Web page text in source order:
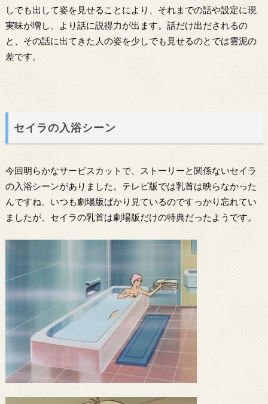
しでも出して姿を見せることにより、それまでの話や設定に現
実味が増し、より話に説得力が出ます。話だけ出だされるの
と、その話に出てきた人の姿を少しでも見せるのとでは雲泥の
差です。
セイラの入浴シーン
今回明らかなサービスカットで、ストーリーと関係ないセイラ
の入浴シーンがありました。テレビ版では乳首は映らなかった
んですね。いつも劇場版ばかり見ているのですっかり忘れてい
ましたが、セイラの乳首は劇場版だけの特典だったようです。